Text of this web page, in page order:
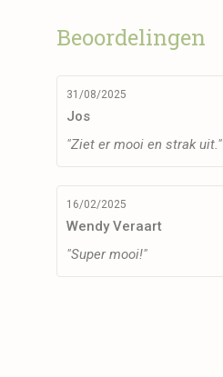
Beoordelingen
31/08/2025
Jos
"Ziet er mooi en strak uit."
16/02/2025
Wendy Veraart
"Super mooi!"